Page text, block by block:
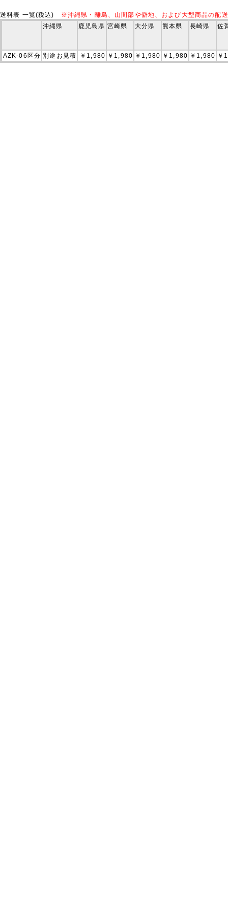
送料表 一覧(税込) ※沖縄県・離島、山間部や僻地、および大型商品の配
沖縄県 鹿児島県 宮崎県 大分県 熊本県 長崎県 佐
AZK-06区分 別途お見積 ￥1,980 ￥1,980 ￥1,980 ￥1,980 ￥1,980 ￥